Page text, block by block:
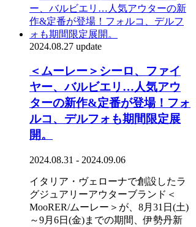
2024.08.27 update
＜ムーレー＞シーロ、ファイ
ヤー、バルビエリ…人気アウ
ターの新作&定番が登場！フォ
ルコ、デルフォも期間限定展
開。
2024.08.31 - 2024.09.06
イタリア・ヴェローナで創設したラ
グジュアリーアウターブランド＜
MooRER/ムーレー＞が、8月31日(土)
～9月6日(金)までの期間、伊勢丹新